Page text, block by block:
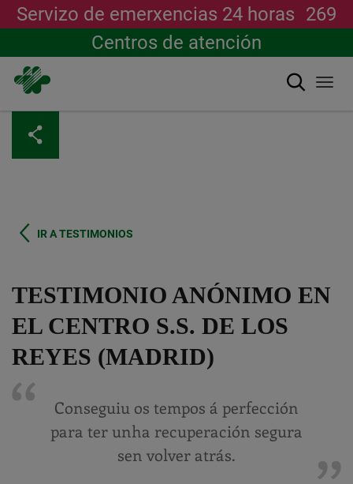
contido
principal
Servizo de emerxencias 24 horas 269
Centros de atención
Buscar
IR A TESTIMONIOS
TESTIMONIO ANÓNIMO EN
EL CENTRO S.S. DE LOS
REYES (MADRID)
Conseguiu os tempos á perfección
para ter unha recuperación segura
sen volver atrás.